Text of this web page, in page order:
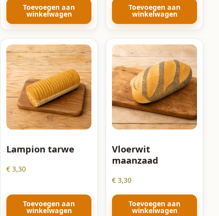
Toevoegen aan
winkelwagen
Toevoegen aan
winkelwagen
Lampion tarwe
€ 3,30
Toevoegen aan
winkelwagen
Vloerwit
maanzaad
€ 3,30
Toevoegen aan
winkelwagen